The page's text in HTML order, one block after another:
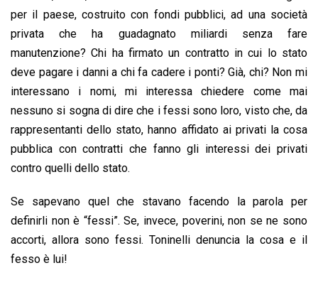
per il paese, costruito con fondi pubblici, ad una società
privata che ha guadagnato miliardi senza fare
manutenzione? Chi ha firmato un contratto in cui lo stato
deve pagare i danni a chi fa cadere i ponti? Già, chi? Non mi
interessano i nomi, mi interessa chiedere come mai
nessuno si sogna di dire che i fessi sono loro, visto che, da
rappresentanti dello stato, hanno affidato ai privati la cosa
pubblica con contratti che fanno gli interessi dei privati
contro quelli dello stato.
Se sapevano quel che stavano facendo la parola per
definirli non è “fessi”. Se, invece, poverini, non se ne sono
accorti, allora sono fessi. Toninelli denuncia la cosa e il
fesso è lui!